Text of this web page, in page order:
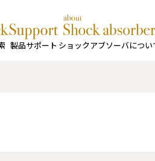
製品サポート ショックアブソーバについ